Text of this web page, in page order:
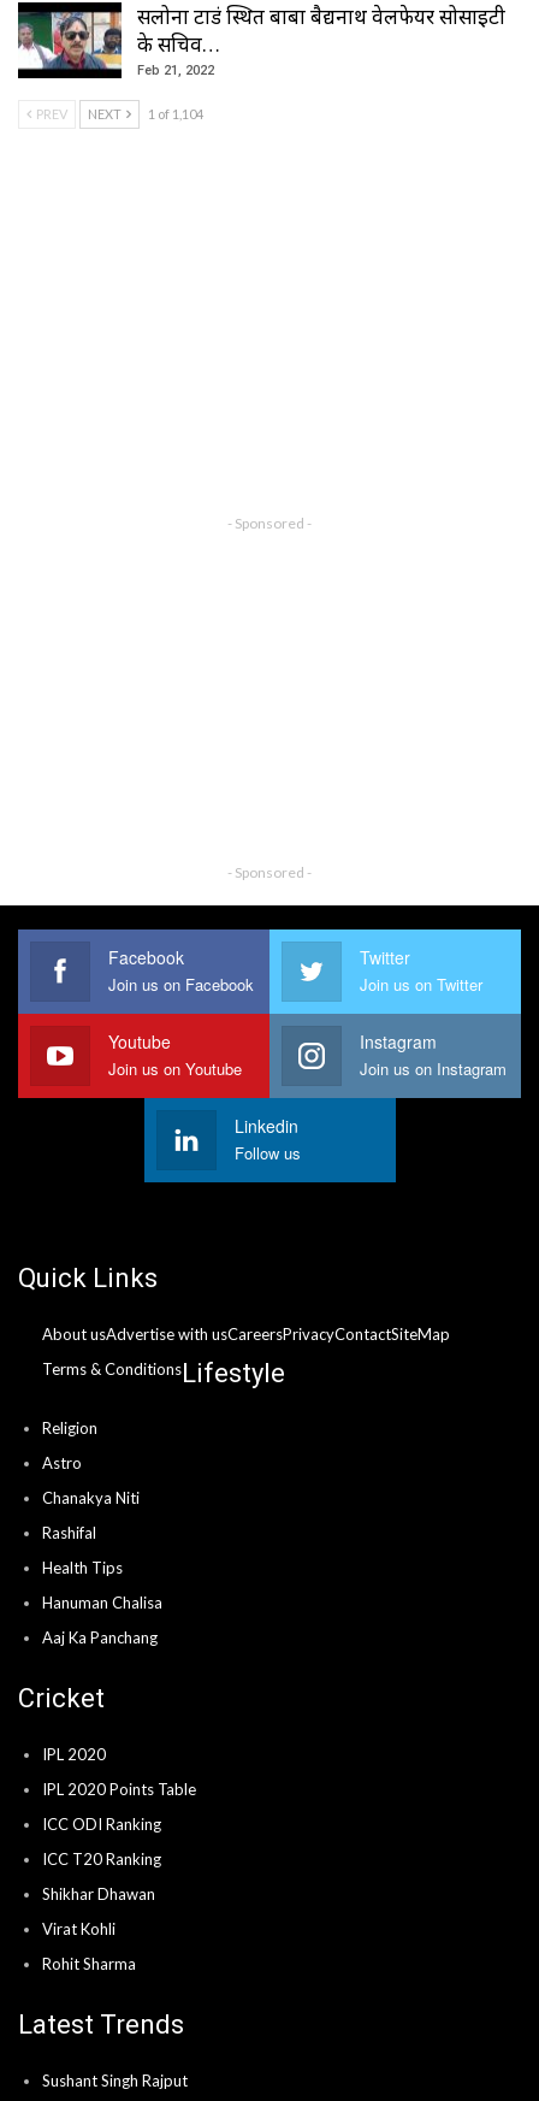
सलोना टाडं स्थित बाबा बैद्यनाथ वेलफेयर सोसाइटी
के सचिव…
Feb 21, 2022
PREV NEXT 1 of 1,104
- Sponsored -
- Sponsored -
Facebook
Join us on Facebook
Twitter
Join us on Twitter
Youtube
Join us on Youtube
Instagram
Join us on Instagram
Linkedin
Follow us
Quick Links
About usAdvertise with usCareersPrivacyContactSiteMap
Terms & ConditionsLifestyle
Religion
Astro
Chanakya Niti
Rashifal
Health Tips
Hanuman Chalisa
Aaj Ka Panchang
Cricket
IPL 2020
IPL 2020 Points Table
ICC ODI Ranking
ICC T20 Ranking
Shikhar Dhawan
Virat Kohli
Rohit Sharma
Latest Trends
Sushant Singh Rajput